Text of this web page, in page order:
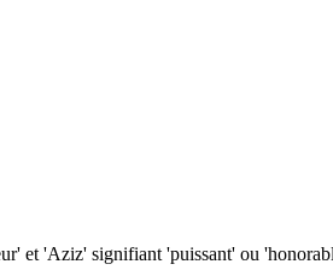
et 'Aziz' signifiant 'puissant' ou